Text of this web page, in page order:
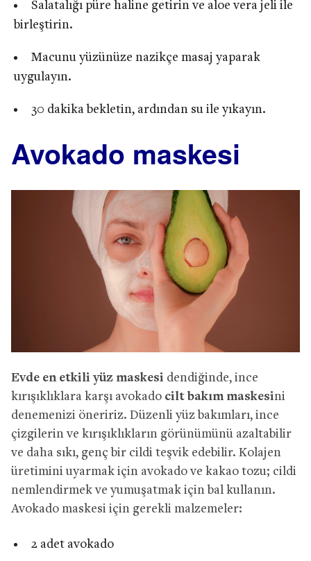
Salatalığı püre haline getirin ve aloe vera jeli ile
birleştirin.
Macunu yüzünüze nazikçe masaj yaparak
uygulayın.
30 dakika bekletin, ardından su ile yıkayın.
Avokado maskesi
Evde en etkili yüz maskesi dendiğinde, ince
kırışıklıklara karşı avokado cilt bakım maskesini
denemenizi öneririz. Düzenli yüz bakımları, ince
çizgilerin ve kırışıklıkların görünümünü azaltabilir
ve daha sıkı, genç bir cildi teşvik edebilir. Kolajen
üretimini uyarmak için avokado ve kakao tozu; cildi
nemlendirmek ve yumuşatmak için bal kullanın.
Avokado maskesi için gerekli malzemeler:
2 adet avokado